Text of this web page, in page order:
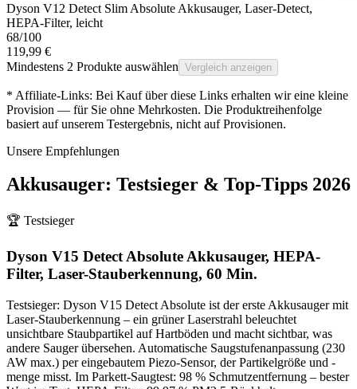
Dyson V12 Detect Slim Absolute Akkusauger, Laser-Detect,
HEPA-Filter, leicht
68/100
119,99 €
Mindestens 2 Produkte auswählen Vergleich anzeigen
* Affiliate-Links: Bei Kauf über diese Links erhalten wir eine kleine
Provision — für Sie ohne Mehrkosten. Die Produktreihenfolge
basiert auf unserem Testergebnis, nicht auf Provisionen.
Unsere Empfehlungen
Akkusauger: Testsieger & Top-Tipps 2026
🏆 Testsieger
Dyson V15 Detect Absolute Akkusauger, HEPA-
Filter, Laser-Stauberkennung, 60 Min.
Testsieger: Dyson V15 Detect Absolute ist der erste Akkusauger mit
Laser-Stauberkennung – ein grüner Laserstrahl beleuchtet
unsichtbare Staubpartikel auf Hartböden und macht sichtbar, was
andere Sauger übersehen. Automatische Saugstufenanpassung (230
AW max.) per eingebautem Piezo-Sensor, der Partikelgröße und -
menge misst. Im Parkett-Saugtest: 98 % Schmutzentfernung – bester